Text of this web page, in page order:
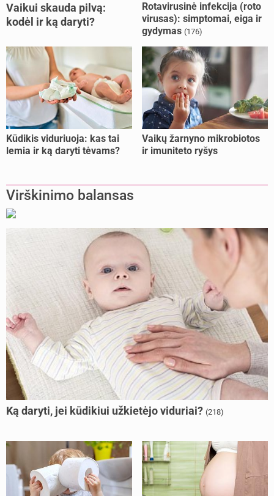
Vaikui skauda pilvą:
kodėl ir ką daryti?
Rotavirusinė infekcija (roto
virusas): simptomai, eiga ir
gydymas (176)
Kūdikis viduriuoja: kas tai
lemia ir ką daryti tėvams?
Vaikų žarnyno mikrobiotos
ir imuniteto ryšys
Virškinimo balansas
Ką daryti, jei kūdikiui užkietėjo viduriai? (218)